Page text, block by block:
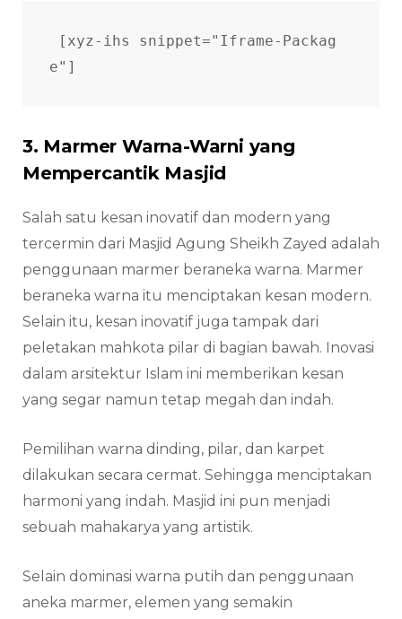
[xyz-ihs snippet="Iframe-Packag
e"]
3. Marmer Warna-Warni yang
Mempercantik Masjid
Salah satu kesan inovatif dan modern yang
tercermin dari Masjid Agung Sheikh Zayed adalah
penggunaan marmer beraneka warna. Marmer
beraneka warna itu menciptakan kesan modern.
Selain itu, kesan inovatif juga tampak dari
peletakan mahkota pilar di bagian bawah. Inovasi
dalam arsitektur Islam ini memberikan kesan
yang segar namun tetap megah dan indah.
Pemilihan warna dinding, pilar, dan karpet
dilakukan secara cermat. Sehingga menciptakan
harmoni yang indah. Masjid ini pun menjadi
sebuah mahakarya yang artistik.
Selain dominasi warna putih dan penggunaan
aneka marmer, elemen yang semakin